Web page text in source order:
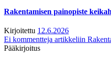
Rakentamisen painopiste
Kirjoitettu 12.6.2026
Ei kommentteja artikkeliin
Pääkirjoitus